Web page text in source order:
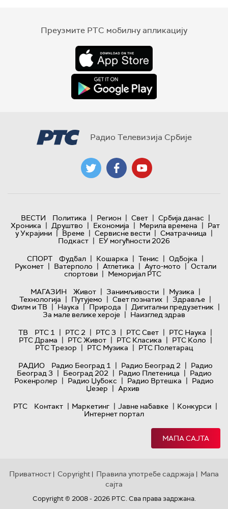
Преузмите РТС мобилну апликацију
Радио Телевизија Србије
ВЕСТИ Политика | Регион | Свет | Србија данас |
Хроника | Друштво | Економија | Мерила времена | Рат
у Украјини | Време | Сервисне вести | Сматрачница |
Подкаст | ЕУ могућности 2026
СПОРТ
Фудбал | Кошарка | Тенис | Одбојка |
Рукомет | Ватерполо | Атлетика | Ауто-мото | Остали
спортови | Меморијал РТС
МАГАЗИН
Живот | Занимљивости | Музика |
Технологијa | Путујемо | Свет познатих | Здравље |
Филм и ТВ | Наука | Природа | Дигитални предузетник |
За мале велике хероје | Наизглед здрав
ТВ
РТС 1 | РТС 2 | РТС 3 | РТС Свет | РТС Наука |
РТС Драма | РТС Живот | РТС Класика | РТС Коло |
РТС Трезор | РТС Музика | РТС Полетарац
РАДИО
Радио Београд 1 | Радио Београд 2 | Радио
Београд 3 | Београд 202 | Радио Плетеница | Радио
Рокенролер | Радио Џубокс | Радио Вртешка | Радио
Џезер | Архив
РТС
Контакт | Маркетинг | Јавне набавке | Конкурси |
Интернет портал
МАПА САЈТА
Приватност | Copyright | Правила употребе садржаја | Мапа
сајта
Copyright © 2008 - 2026 РТС. Сва права задржана.